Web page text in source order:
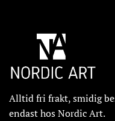
Alltid fri frakt, smidig
endast hos Nordic Art.